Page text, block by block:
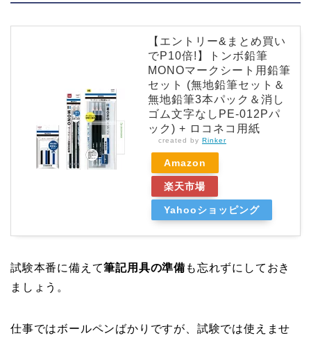
【エントリー&まとめ買い
でP10倍!】トンボ鉛筆
MONOマークシート用鉛筆
セット (無地鉛筆セット＆
無地鉛筆3本パック＆消し
ゴム文字なしPE-012Pパ
ック) + ロコネコ用紙
created by Rinker
Amazon
楽天市場
Yahooショッピング
試験本番に備えて筆記用具の準備 も忘れずにしておき
ましょう。
仕事ではボールペンばかりですが、試験では使えませ